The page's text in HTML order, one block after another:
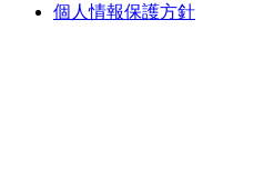
個人情報保護方針